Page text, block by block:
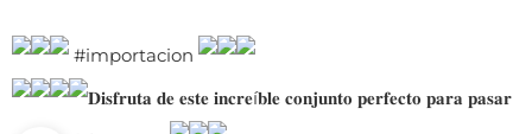
#importacion
𝐃𝐢𝐬𝐟𝐫𝐮𝐭𝐚 𝐝𝐞 𝐞𝐬𝐭𝐞 𝐢𝐧𝐜𝐫𝐞í𝐛𝐥𝐞 𝐜𝐨𝐧𝐣𝐮𝐧𝐭𝐨 𝐩𝐞𝐫𝐟𝐞𝐜𝐭𝐨 𝐩𝐚𝐫𝐚 𝐩𝐚𝐬𝐚𝐫